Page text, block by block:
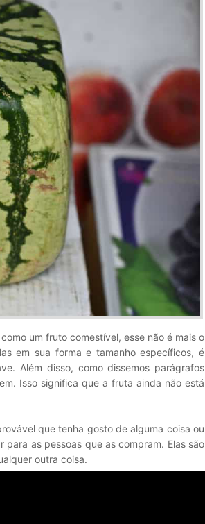
um fruto comestível, esse não é mais o
em sua forma e tamanho específicos, é
Além disso, como dissemos parágrafos
Isso significa que a fruta ainda não está
que tenha gosto de alguma coisa ou
as pessoas que as compram. Elas são
outra coisa.